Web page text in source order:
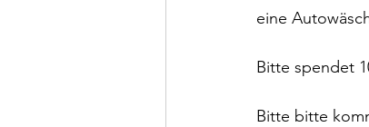
eine
Bitte spendet
Bitte bitte